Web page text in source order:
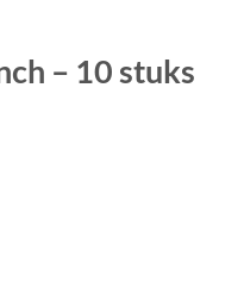
– 10 stuks